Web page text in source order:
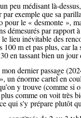
peu médisant là-
par exemple que sa
pour le « desmonte »,
démesurés par rapport
lieu inévitable des
100 m et pas plus, car
en tassant bien un jour
dernier passage
un énorme cartel en
y trouve (comme si
comme on voit très
qui s'y prépare plutôt